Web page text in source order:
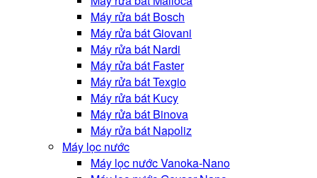
Máy rửa bát Bosch
Máy rửa bát Giovani
Máy rửa bát Nardi
Máy rửa bát Faster
Máy rửa bát Texgio
Máy rửa bát Kucy
Máy rửa bát Binova
Máy rửa bát Napoliz
Máy lọc nước
Máy lọc nước Vanoka-Nano